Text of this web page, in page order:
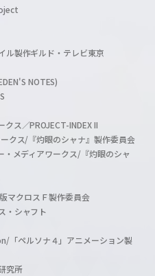
ル製作ギルド・テレビ東京
NOTES)
ス／PROJECT-INDEX II
クス/『灼眼のシャナ』製作委員会
メディアワークス/『灼眼のシャ
マクロスＦ製作委員会
・シャフト
ペルソナ４」アニメーション製
究所